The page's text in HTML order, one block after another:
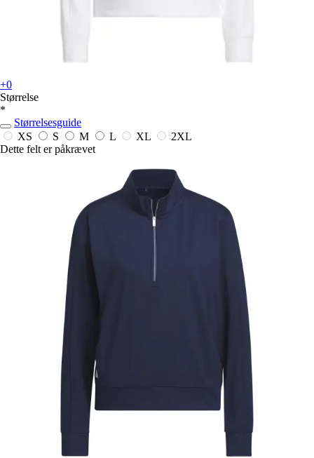
+0
Størrelse
*
Størrelsesguide
XS
S M L XL
2XL
Dette felt er påkrævet